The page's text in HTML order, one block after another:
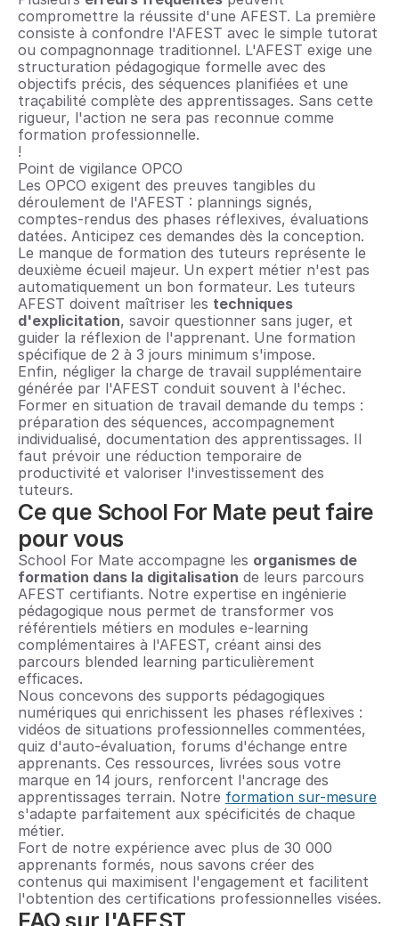
compromettre la réussite d'une AFEST. La première
consiste à confondre l'AFEST avec le simple tutorat
ou compagnonnage traditionnel. L'AFEST exige une
structuration pédagogique formelle avec des
objectifs précis, des séquences planifiées et une
traçabilité complète des apprentissages. Sans cette
rigueur, l'action ne sera pas reconnue comme
formation professionnelle.
!
Point de vigilance OPCO
Les OPCO exigent des preuves tangibles du
déroulement de l'AFEST : plannings signés,
comptes-rendus des phases réflexives, évaluations
datées. Anticipez ces demandes dès la conception.
Le manque de formation des tuteurs représente le
deuxième écueil majeur. Un expert métier n'est pas
automatiquement un bon formateur. Les tuteurs
AFEST doivent maîtriser les techniques
d'explicitation, savoir questionner sans juger, et
guider la réflexion de l'apprenant. Une formation
spécifique de 2 à 3 jours minimum s'impose.
Enfin, négliger la charge de travail supplémentaire
générée par l'AFEST conduit souvent à l'échec.
Former en situation de travail demande du temps :
préparation des séquences, accompagnement
individualisé, documentation des apprentissages. Il
faut prévoir une réduction temporaire de
productivité et valoriser l'investissement des
tuteurs.
Ce que School For Mate peut faire
pour vous
School For Mate accompagne les organismes de
formation dans la digitalisation de leurs parcours
AFEST certifiants. Notre expertise en ingénierie
pédagogique nous permet de transformer vos
référentiels métiers en modules e-learning
complémentaires à l'AFEST, créant ainsi des
parcours blended learning particulièrement
efficaces.
Nous concevons des supports pédagogiques
numériques qui enrichissent les phases réflexives :
vidéos de situations professionnelles commentées,
quiz d'auto-évaluation, forums d'échange entre
apprenants. Ces ressources, livrées sous votre
marque en 14 jours, renforcent l'ancrage des
apprentissages terrain. Notre formation sur-mesure
s'adapte parfaitement aux spécificités de chaque
métier.
Fort de notre expérience avec plus de 30 000
apprenants formés, nous savons créer des
contenus qui maximisent l'engagement et facilitent
l'obtention des certifications professionnelles visées.
FAQ sur l'AFEST